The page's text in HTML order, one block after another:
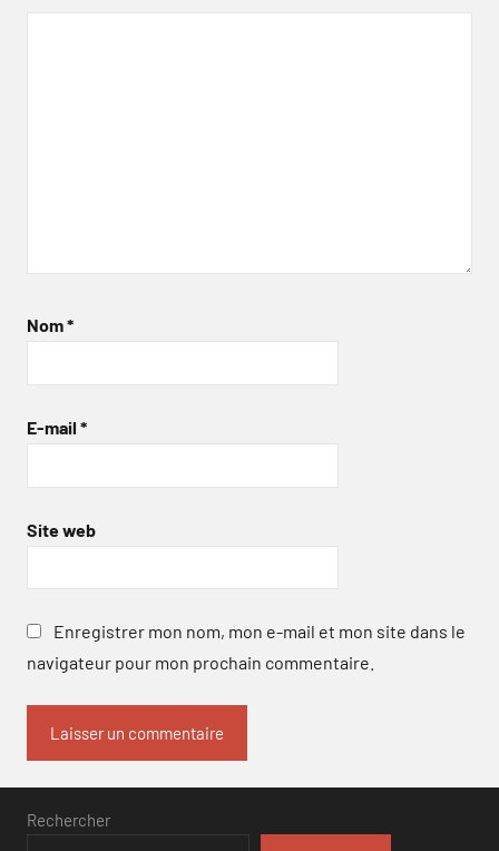
Nom*
E-mail *
Site web
Enregistrer mon nom, mon e-mail et mon site dans le
navigateur pour mon prochain commentaire.
Rechercher